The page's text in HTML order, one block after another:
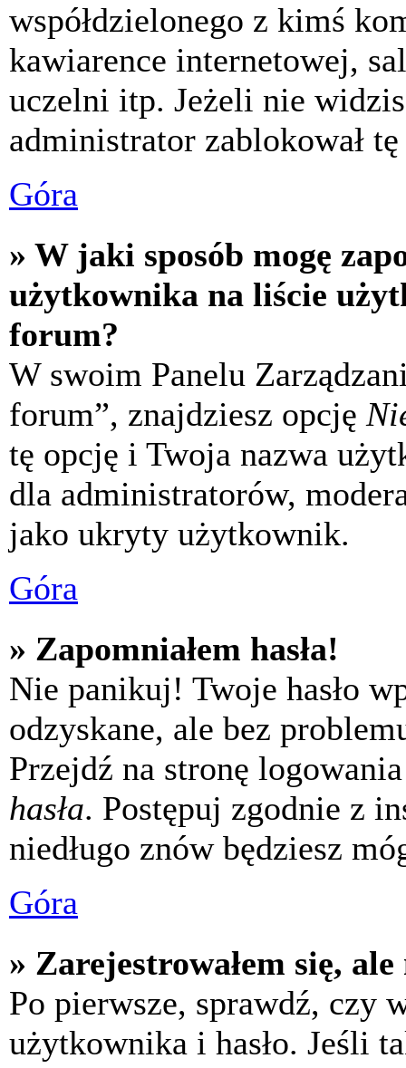
współdzielonego z kimś
kawiarence internetowej,
uczelni itp. Jeżeli nie
administrator zablokował
Góra
» W jaki sposób mogę
użytkownika na liście
forum?
W swoim Panelu
forum”, znajdziesz opcję
tę opcję i Twoja nazwa
dla administratorów,
jako ukryty użytkownik.
Góra
» Zapomniałem hasła!
Nie panikuj! Twoje hasło
odzyskane, ale bez
Przejdź na stronę
hasła. Postępuj zgodnie z
niedługo znów będziesz
Góra
» Zarejestrowałem się,
Po pierwsze, sprawdź, czy
użytkownika i hasło. Jeśli